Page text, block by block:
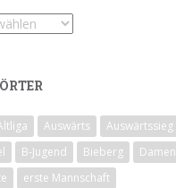
Auswärts
Auswärtssieg
B-Jugend Bieberg
Damen
erste Mannschaft